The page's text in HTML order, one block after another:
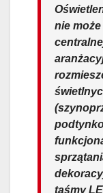
nie
taśmy